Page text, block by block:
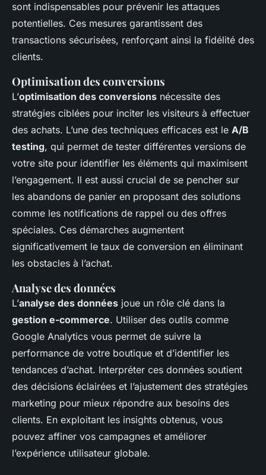
sont indispensables pour prévenir les attaques
potentielles. Ces mesures garantissent des
transactions sécurisées, renforçant ainsi la fidélité des
clients.
Optimisation des conversions
L’optimisation des conversions nécessite des
stratégies ciblées pour inciter les visiteurs à effectuer
des achats. L’une des techniques efficaces est le A/B
testing, qui permet de tester différentes versions de
votre site pour identifier les éléments qui maximisent
l’engagement. Il est aussi crucial de se pencher sur
les abandons de panier en proposant des solutions
comme les notifications de rappel ou des offres
spéciales. Ces démarches augmentent
significativement le taux de conversion en éliminant
les obstacles à l’achat.
Analyse des données
L’analyse des données joue un rôle clé dans la
gestion e-commerce. Utiliser des outils comme
Google Analytics vous permet de suivre la
performance de votre boutique et d’identifier les
tendances d’achat. Interpréter ces données soutient
des décisions éclairées et l’ajustement des stratégies
marketing pour mieux répondre aux besoins des
clients. En exploitant les insights obtenus, vous
pouvez affiner vos campagnes et améliorer
l’expérience utilisateur globale.